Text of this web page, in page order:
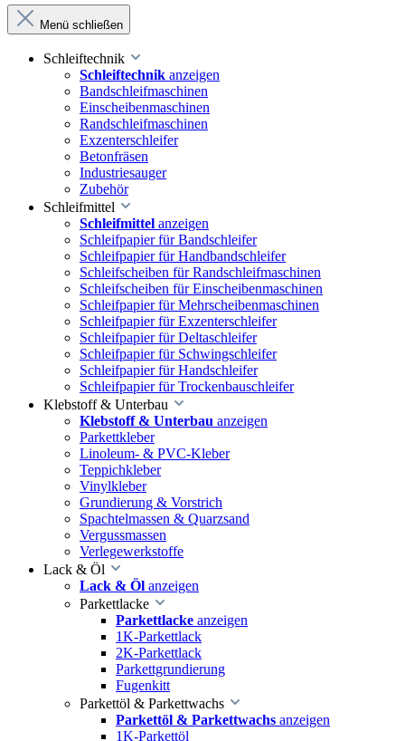
Menü schließen
Schleiftechnik
Schleiftechnik anzeigen
Bandschleifmaschinen
Einscheibenmaschinen
Randschleifmaschinen
Exzenterschleifer
Betonfräsen
Industriesauger
Zubehör
Schleifmittel
Schleifmittel anzeigen
Schleifpapier für Bandschleifer
Schleifpapier für Handbandschleifer
Schleifscheiben für Randschleifmaschinen
Schleifscheiben für Einscheibenmaschinen
Schleifpapier für Mehrscheibenmaschinen
Schleifpapier für Exzenterschleifer
Schleifpapier für Deltaschleifer
Schleifpapier für Schwingschleifer
Schleifpapier für Handschleifer
Schleifpapier für Trockenbauschleifer
Klebstoff & Unterbau
Klebstoff & Unterbau anzeigen
Parkettkleber
Linoleum- & PVC-Kleber
Teppichkleber
Vinylkleber
Grundierung & Vorstrich
Spachtelmassen & Quarzsand
Vergussmassen
Verlegewerkstoffe
Lack & Öl
Lack & Öl anzeigen
Parkettlacke
Parkettlacke anzeigen
1K-Parkettlack
2K-Parkettlack
Parkettgrundierung
Fugenkitt
Parkettöl & Parkettwachs
Parkettöl & Parkettwachs anzeigen
1K-Parkettöl